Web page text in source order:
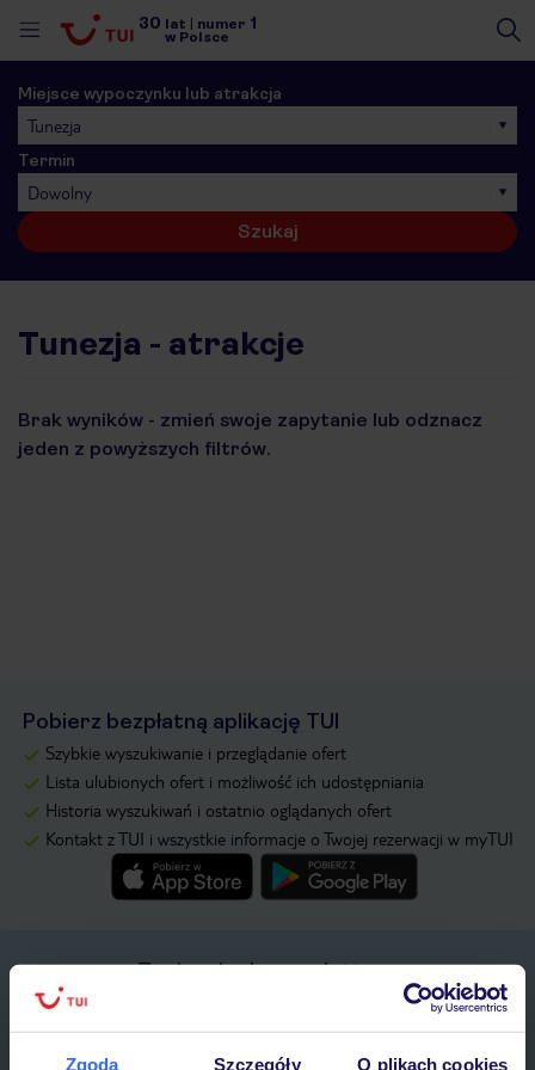
Zgoda Szczegóły O plikach cookies
30 lat numer 1
w Polsce
Miejsce wypoczynku lub atrakcja
Tunezja
Termin
Dowolny
Szukaj
Tunezja - atrakcje
Brak wyników - zmień swoje zapytanie lub odznacz
jeden z powyższych filtrów.
Pobierz bezpłatną aplikację TUI
Szybkie wyszukiwanie i przeglądanie ofert
Lista ulubionych ofert i możliwość ich udostępniania
Historia wyszukiwań i ostatnio oglądanych ofert
Kontakt z TUI i wszystkie informacje o Twojej rezerwacji w myTUI
Zapisz się do newslettera
IMIĘ*